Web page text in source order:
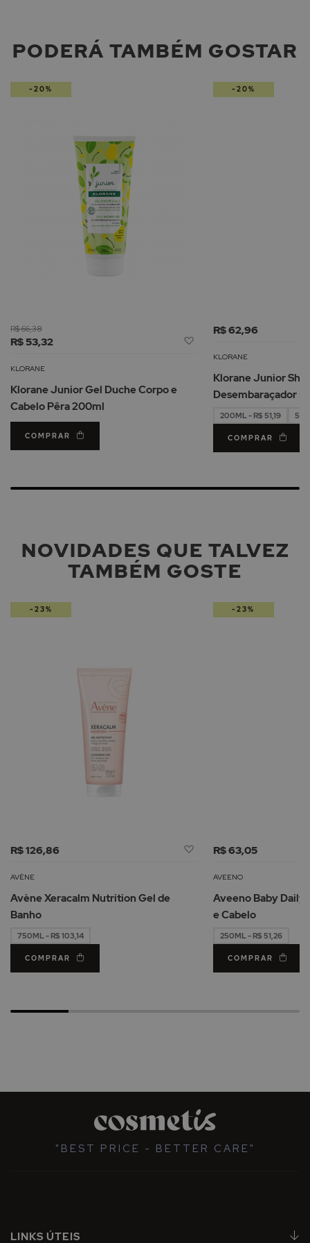
PODERÁ TAMBÉM GOSTAR
R$ 53,32
R$ 66,38
Desejos
KLORANE
Klorane Junior Gel Duche Corpo e
Cabelo Pêra 200ml
COMPRAR
-20%
R$ 62,96
KLORANE
Klorane Junior
Desembaraçador
200ML - R$ 51,19
COMPRAR
-20%
NOVIDADES QUE TALVEZ
TAMBÉM GOSTE
R$ 126,86
Adicionar
Lista
Desejos
AVÈNE
Avène Xeracalm Nutrition Gel de
Banho
750ML - R$ 103,14
COMPRAR
-23%
R$ 63,05
AVEENO
Aveeno Baby Daily
e Cabelo
250ML - R$ 51,26
COMPRAR
-23%
"BEST PRICE - BETTER CARE"
LINKS ÚTEIS